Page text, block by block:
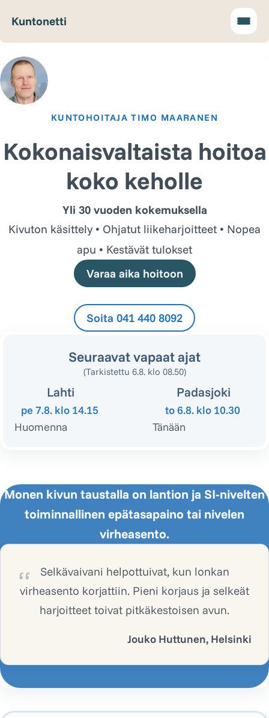
Kuntonetti
KUNTOHOITAJA TIMO MAARANEN
Kokonaisvaltaista hoitoa
koko keholle
Yli 30 vuoden kokemuksella
Kivuton käsittely • Ohjatut liikeharjoitteet • Nopea
apu • Kestävät tulokset
Varaa aika hoitoon
Soita 041 440 8092
Seuraavat vapaat ajat
(Tarkistettu 6.8. klo 08.50)
Lahti
pe 7.8. klo 14.15
Huomenna
Padasjoki
to 6.8. klo 10.30
Tänään
Monen kivun taustalla on lantion ja SI-nivelten
toiminnallinen epätasapaino tai nivelen
virheasento.
Selkävaivani helpottuivat, kun lonkan
virheasento korjattiin. Pieni korjaus ja selkeät
harjoitteet toivat pitkäkestoisen avun.
Jouko Huttunen, Helsinki